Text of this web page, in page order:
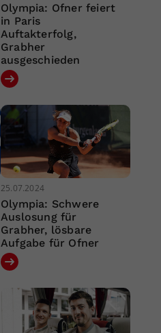
Olympia: Ofner feiert
in Paris
Auftakterfolg,
Grabher
ausgeschieden
25.07.2024
Olympia: Schwere
Auslosung für
Grabher, lösbare
Aufgabe für Ofner